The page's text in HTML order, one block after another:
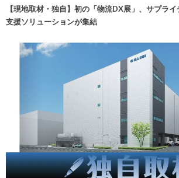
【現地取材・独自】初の「物流DX展」、サプラ
支援ソリューションが集結